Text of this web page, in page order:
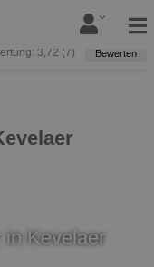
3,72 ( 7) Bewerten
in Kevelaer